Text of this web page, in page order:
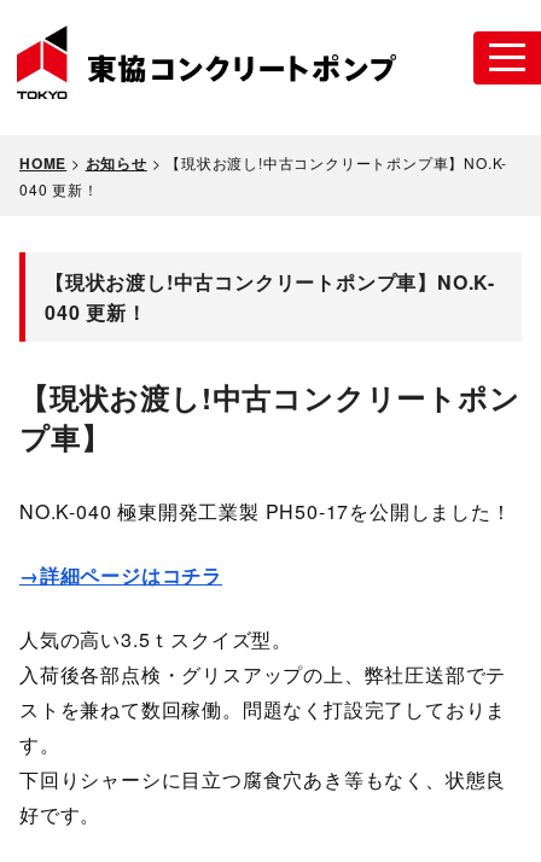
HOME > お知らせ >
【現状お渡し!中古コンクリートポンプ車】NO.K-
040 更新！
【現状お渡し!中古コンクリートポンプ車】NO.K-
040 更新！
【現状お渡し!中古コンクリートポン
プ車】
NO.K-040 極東開発工業製 PH50-17を公開しました！
→詳細ページはコチラ
人気の高い3.5ｔスクイズ型。
入荷後各部点検・グリスアップの上、弊社圧送部でテ
ストを兼ねて数回稼働。問題なく打設完了しておりま
す。
下回りシャーシに目立つ腐食穴あき等もなく、状態良
好です。